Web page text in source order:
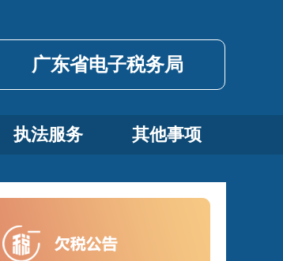
广东省电子税务局
执法服务 其他事项